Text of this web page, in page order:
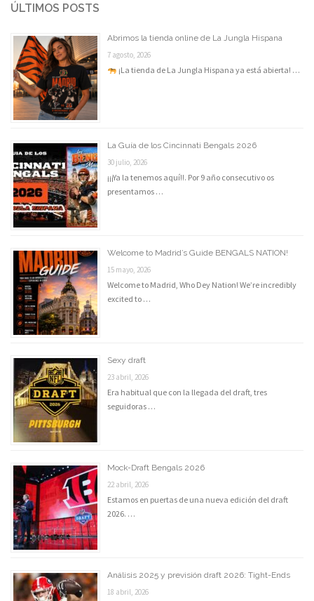
ÚLTIMOS POSTS
Abrimos la tienda online de La Jungla Hispana
7 agosto, 2026
¡La tienda de La Jungla Hispana ya está abierta! …
La Guía de los Cincinnati Bengals 2026
30 julio, 2026
¡¡¡Ya la tenemos aquí!!. Por 9 año consecutivo os
presentamos …
Welcome to Madrid’s Guide BENGALS NATION!
15 mayo, 2026
Welcome to Madrid, Who Dey Nation! We’re incredibly
excited to …
Sexy draft
23 abril, 2026
Era habitual que con la llegada del draft, tres
seguidoras …
Mock-Draft Bengals 2026
22 abril, 2026
Estamos en puertas de una nueva edición del draft
2026. …
Análisis 2025 y previsión draft 2026: Tight-Ends
18 abril, 2026